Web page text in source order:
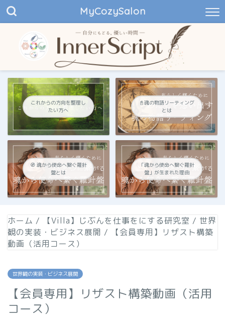
MyCozySalon
これからの方向を整理し
たい方へ
📓魂の物語リーティング
とは
🧭 魂から使命へ繋ぐ羅針
盤とは
「魂から使命へ繋ぐ羅針
盤」が生まれた理由
ホーム / 【Villa】じぶんを仕事をにする研究室 / 世界
観の実装・ビジネス展開 /
【会員専用】リザスト構築
動画（活用コース）
世界観の実装・ビジネス展開
【会員専用】リザスト構築動画（活用
コース）